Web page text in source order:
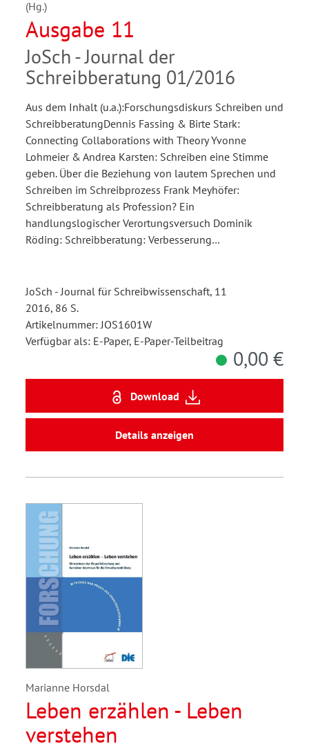
(Hg.)
Ausgabe 11
JoSch - Journal der
Schreibberatung 01/2016
Aus dem Inhalt (u.a.):Forschungsdiskurs Schreiben und
SchreibberatungDennis Fassing & Birte Stark:
Connecting Collaborations with Theory Yvonne
Lohmeier & Andrea Karsten: Schreiben eine Stimme
geben. Über die Beziehung von lautem Sprechen und
Schreiben im Schreibprozess Frank Meyhöfer:
Schreibberatung als Profession? Ein
handlungslogischer Verortungsversuch Dominik
Röding: Schreibberatung: Verbesserung…
JoSch - Journal für Schreibwissenschaft, 11
2016, 86 S.
Artikelnummer: JOS1601W
Verfügbar als: E-Paper, E-Paper-Teilbeitrag
0,00 €
Download
Details anzeigen
Marianne Horsdal
Leben erzählen - Leben
verstehen